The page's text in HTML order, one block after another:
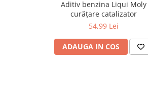
Mod de utilizare:
Se adaugă direct în
combustibil.
150 ml Art. nr. 1014
Aditiv benzina Liqui Moly
curățare catalizator
54,99 Lei
ADAUGA IN COS